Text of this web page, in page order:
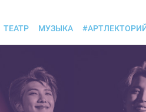
ТЕАТР МУЗЫКА